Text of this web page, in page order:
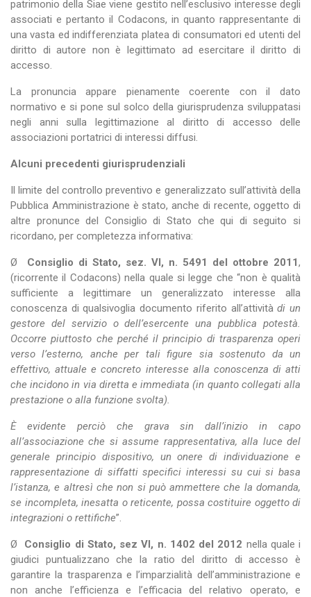
patrimonio della Siae viene gestito nell’esclusivo interesse degli
associati e pertanto il Codacons, in quanto rappresentante di
una vasta ed indifferenziata platea di consumatori ed utenti del
diritto di autore non è legittimato ad esercitare il diritto di
accesso.
La pronuncia appare pienamente coerente con il dato
normativo e si pone sul solco della giurisprudenza sviluppatasi
negli anni sulla legittimazione al diritto di accesso delle
associazioni portatrici di interessi diffusi.
Alcuni precedenti giurisprudenziali
Il limite del controllo preventivo e generalizzato sull’attività della
Pubblica Amministrazione è stato, anche di recente, oggetto di
altre pronunce del Consiglio di Stato che qui di seguito si
ricordano, per completezza informativa:
Ø Consiglio di Stato, sez. VI, n. 5491 del ottobre 2011,
(ricorrente il Codacons) nella quale si legge che “non è qualità
sufficiente a legittimare un generalizzato interesse alla
conoscenza di qualsivoglia documento riferito all’attivitàdi un
gestore del servizio o dell’esercente una pubblica potestà.
Occorre piuttosto che perché il principio di trasparenza operi
verso l’esterno, anche per tali figure sia sostenuto da un
effettivo, attuale e concreto interesse alla conoscenza di atti
che incidono in via diretta e immediata (in quanto collegati alla
prestazione o alla funzione svolta).
È evidente perciò che grava sin dall’inizio in capo
all’associazione che si assume rappresentativa, alla luce del
generale principio dispositivo, un onere di individuazione e
rappresentazione di siffatti specifici interessi su cui si basa
l’istanza, e altresì che non si può ammettere che la domanda,
se incompleta, inesatta o reticente, possa costituire oggetto di
integrazioni o rettifiche”.
Ø Consiglio di Stato, sez VI, n. 1402 del 2012 nella quale i
giudici puntualizzano che la ratio del diritto di accesso è
garantire la trasparenza e l’imparzialità dell’amministrazione e
non anche l’efficienza e l’efficacia del relativo operato, e